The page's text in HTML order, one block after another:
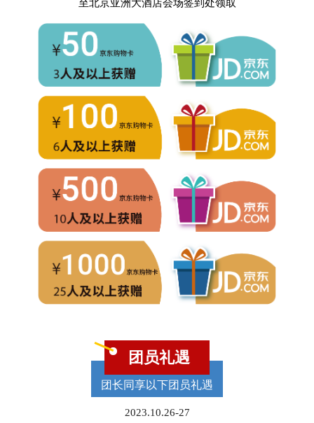
至北京亚洲大酒店会场签到处领取
团员礼遇
团长同享以下团员礼遇
2023.10.26-27